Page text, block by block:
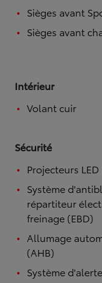
Sièges avant
Sièges avant
Intérieur
Volant cuir
Sécurité
Projecteurs LED
Système
répartiteur
freinage (EBD)
Allumage
(AHB)
Système